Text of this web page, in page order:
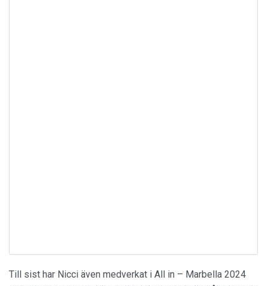
Till sist har Nicci även medverkat i All in – Marbella 2024